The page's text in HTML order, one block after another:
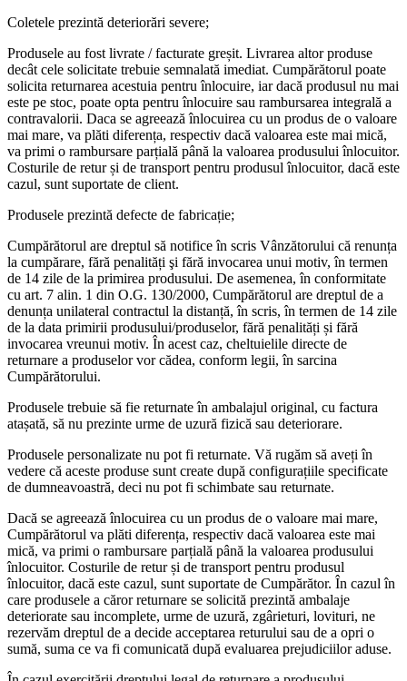
Coletele prezintă deteriorări severe;
Produsele au fost livrate / facturate greșit. Livrarea altor produse
decât cele solicitate trebuie semnalată imediat. Cumpărătorul poate
solicita returnarea acestuia pentru înlocuire, iar dacă produsul nu mai
este pe stoc, poate opta pentru înlocuire sau rambursarea integrală a
contravalorii. Daca se agreează înlocuirea cu un produs de o valoare
mai mare, va plăti diferența, respectiv dacă valoarea este mai mică,
va primi o rambursare parțială până la valoarea produsului înlocuitor.
Costurile de retur și de transport pentru produsul înlocuitor, dacă este
cazul, sunt suportate de client.
Produsele prezintă defecte de fabricație;
Cumpărătorul are dreptul să notifice în scris Vânzătorului că renunța
la cumpărare, fără penalități şi fără invocarea unui motiv, în termen
de 14 zile de la primirea produsului. De asemenea, în conformitate
cu art. 7 alin. 1 din O.G. 130/2000, Cumpărătorul are dreptul de a
denunța unilateral contractul la distanță, în scris, în termen de 14 zile
de la data primirii produsului/produselor, fără penalități și fără
invocarea vreunui motiv. În acest caz, cheltuielile directe de
returnare a produselor vor cădea, conform legii, în sarcina
Cumpărătorului.
Produsele trebuie să fie returnate în ambalajul original, cu factura
atașată, să nu prezinte urme de uzură fizică sau deteriorare.
Produsele personalizate nu pot fi returnate. Vă rugăm să aveți în
vedere că aceste produse sunt create după configurațiile specificate
de dumneavoastră, deci nu pot fi schimbate sau returnate.
Dacă se agreează înlocuirea cu un produs de o valoare mai mare,
Cumpărătorul va plăti diferența, respectiv dacă valoarea este mai
mică, va primi o rambursare parțială până la valoarea produsului
înlocuitor. Costurile de retur și de transport pentru produsul
înlocuitor, dacă este cazul, sunt suportate de Cumpărător. În cazul în
care produsele a căror returnare se solicită prezintă ambalaje
deteriorate sau incomplete, urme de uzură, zgârieturi, lovituri, ne
rezervăm dreptul de a decide acceptarea returului sau de a opri o
sumă, suma ce va fi comunicată după evaluarea prejudiciilor aduse.